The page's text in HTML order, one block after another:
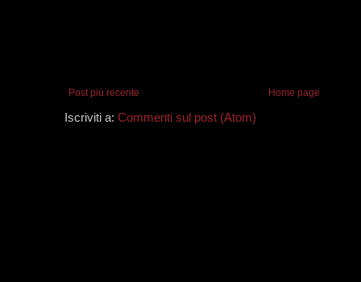
Post più recente Home page
Iscriviti a: Commenti sul post (Atom)